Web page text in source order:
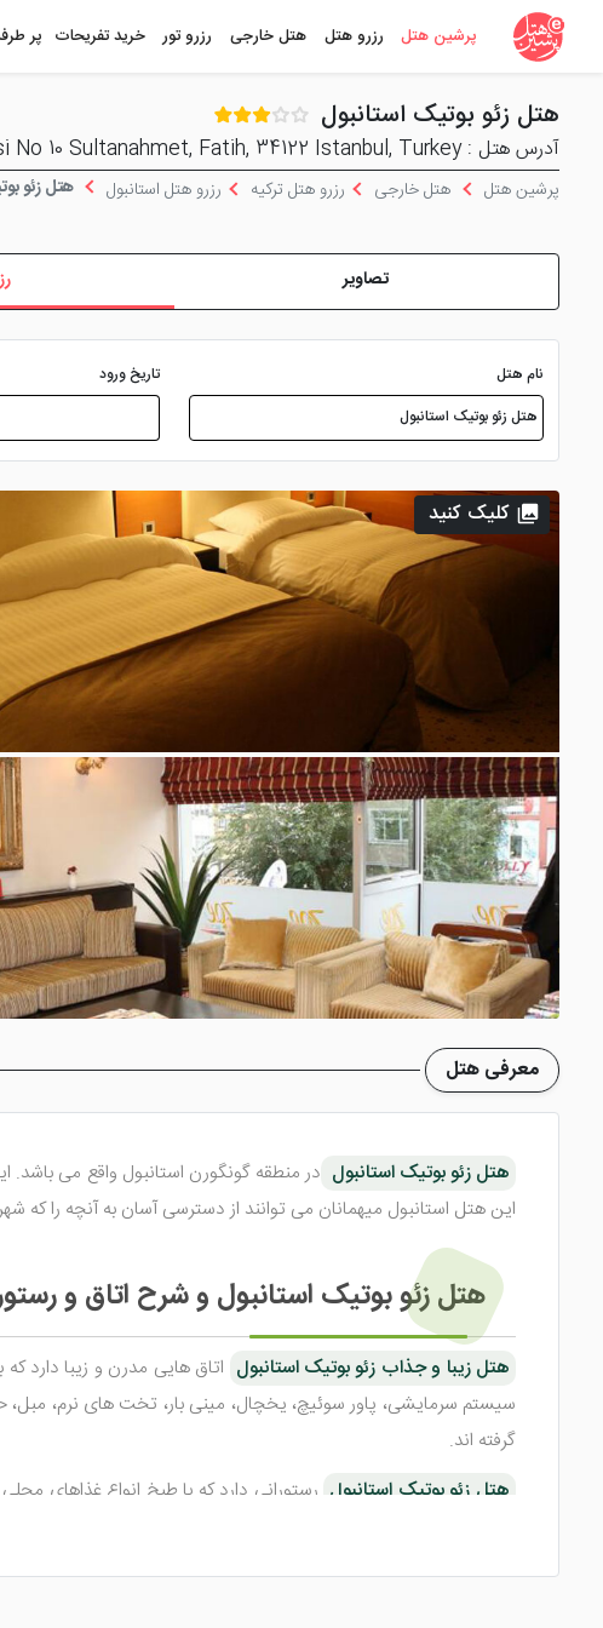
پرشین هتل رزرو هتل هتل خارجی رزرو تور خرید تفریحات پر
هتل زئو بوتیک استانبول
آدرس هتل : Cankurtaran Mahallesi Akbiyik Caddesi No 10 Sultanahmet, Fatih, 34122 Istanbul, Turkey
پرشین هتل هتل خارجی رزرو هتل ترکیه رزرو هتل استانبول هتل زئو
تصاویر
نام هتل تاریخ ورود
کلیک کنید
معرفی هتل
هتل زئو بوتیک استانبول در منطقه گونگورن استانبول واقع می
این هتل استانبول میهمانان می توانند از دسترسی آسان به آنچه را که
هتل زئو بوتیک استانبول و شرح اتاق و
هتل زیبا و جذاب زئو بوتیک استانبول اتاق هایی مدرن و زیبا دارد
سیستم سرمایشی، پاور سوئیچ، یخچال، مینی بار، تخت های نرم، مبل،
گرفته اند.
هتل زئو بوتیک استانبول رستورانی دارد که با طبخ انواع غذاهای
امر سبب می شود تا لذت صرف غذا دو چندان شود. در سالن بار هتل هم